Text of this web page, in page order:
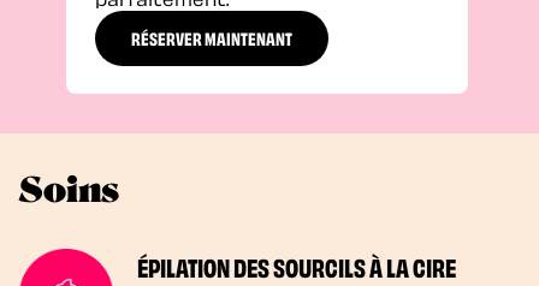
RÉSERVER MAINTENANT
Soins
ÉPILATION DES SOURCILS À LA CIRE